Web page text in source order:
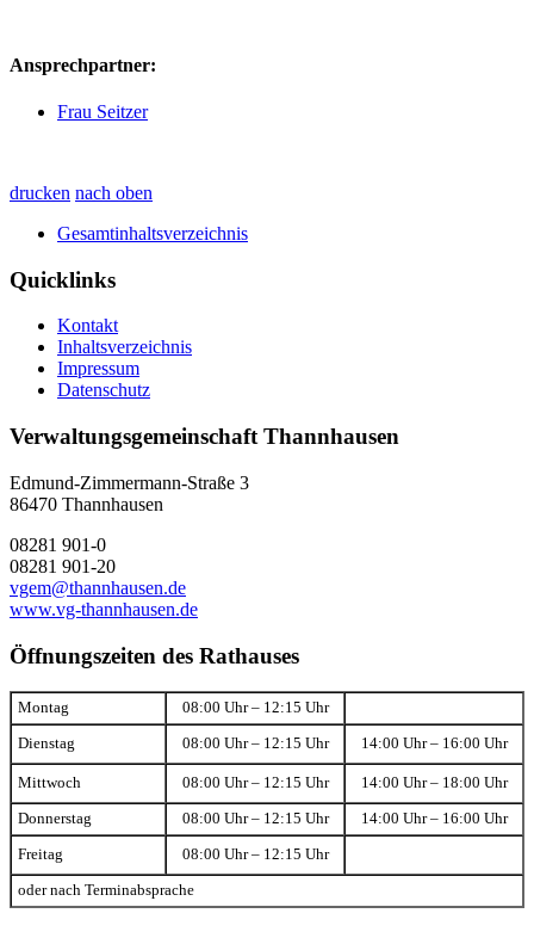
Ansprechpartner:
Frau Seitzer
drucken nach oben
Gesamtinhaltsverzeichnis
Quicklinks
Kontakt
Inhaltsverzeichnis
Impressum
Datenschutz
Verwaltungsgemeinschaft Thannhausen
Edmund-Zimmermann-Straße 3
86470 Thannhausen
08281 901-0
08281 901-20
vgem@thannhausen.de
www.vg-thannhausen.de
Öffnungszeiten des Rathauses
Montag 08:00 Uhr – 12:15 Uhr
Dienstag 08:00 Uhr – 12:15 Uhr 14:00 Uhr – 16:00 Uhr
Mittwoch 08:00 Uhr – 12:15 Uhr 14:00 Uhr – 18:00 Uhr
Donnerstag 08:00 Uhr – 12:15 Uhr 14:00 Uhr – 16:00 Uhr
Freitag 08:00 Uhr – 12:15 Uhr
oder nach Terminabsprache